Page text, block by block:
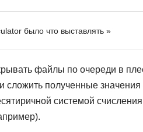
было что выставлять »
файлы по очереди в
полученные значения
системой